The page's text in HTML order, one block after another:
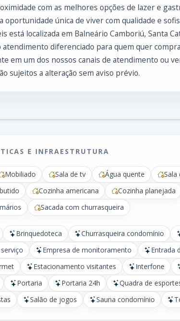
com as melhores opções de lazer e
oportunidade única de viver com qualidade e
está localizada em Balneário Camboriú, Santa
atendimento diferenciado para quem quer
em um dos nossos canais de atendimento ou
sujeitos a alteração sem aviso prévio.
E INFRAESTRUTURA
Mobiliado Sala de tv Água quente Sala
Cozinha americana Cozinha planejada
Sacada com churrasqueira
Brinquedoteca Churrasqueira condomínio
Empresa de monitoramento
Entrada
Estacionamento visitantes Interfone
Portaria Portaria 24h Quadra de
Salão de jogos Sauna condomínio